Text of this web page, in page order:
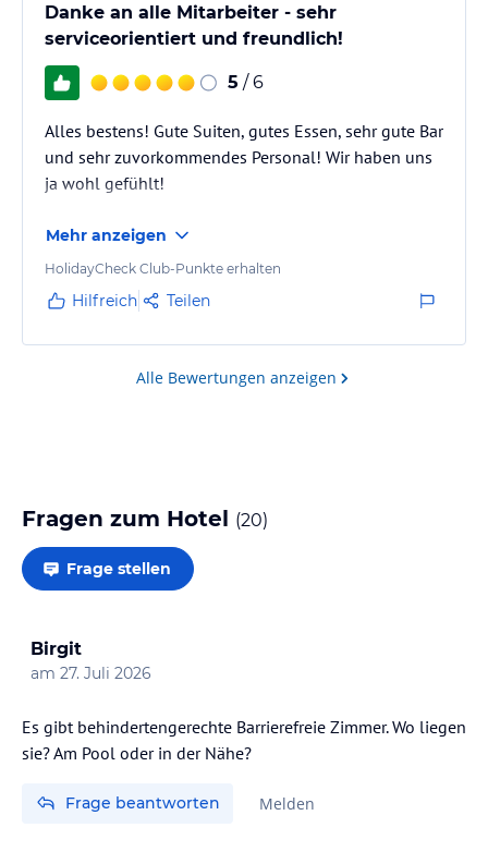
Danke an alle Mitarbeiter - sehr
serviceorientiert und freundlich!
5 / 6
Alles bestens! Gute Suiten, gutes Essen, sehr gute Bar
und sehr zuvorkommendes Personal! Wir haben uns
ja wohl gefühlt!
Mehr anzeigen
HolidayCheck Club-Punkte erhalten
Hilfreich Teilen
Alle Bewertungen anzeigen
Fragen zum Hotel (20)
Frage stellen
Birgit
am 27. Juli 2026
Es gibt behindertengerechte Barrierefreie Zimmer. Wo liegen
sie? Am Pool oder in der Nähe?
Frage beantworten Melden